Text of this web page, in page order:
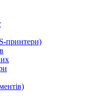
принтери)